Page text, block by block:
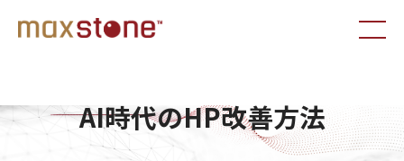
AI時代のHP改善方法